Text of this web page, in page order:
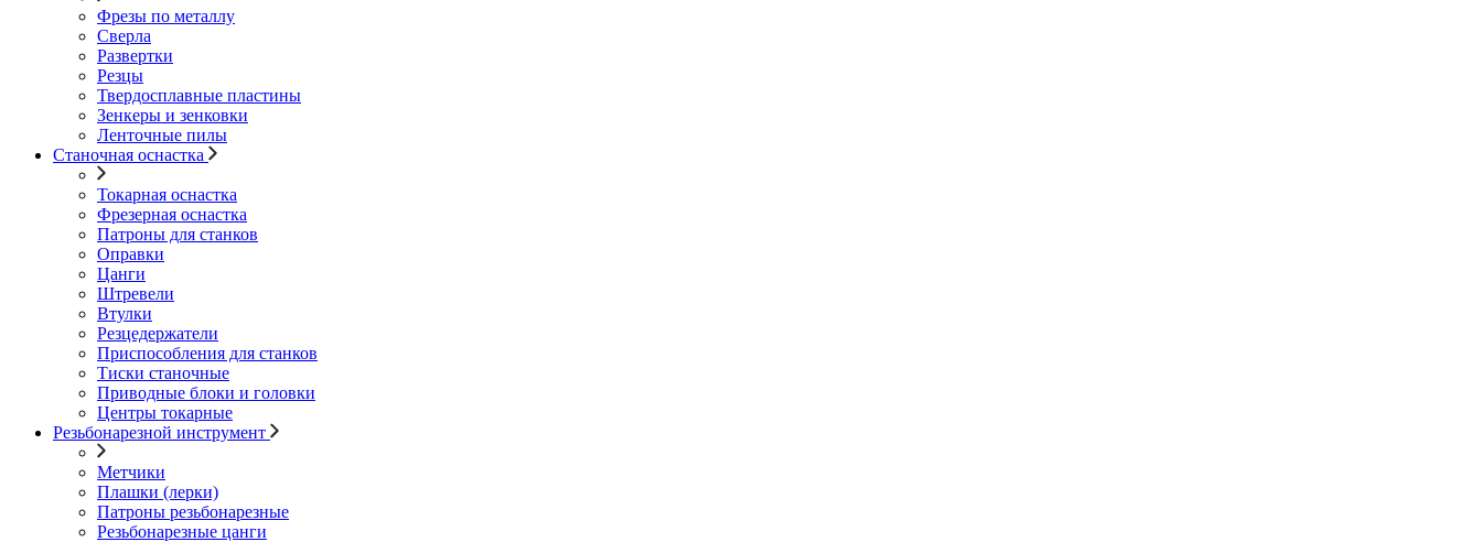
Фрезы по металлу
Сверла
Развертки
Резцы
Твердосплавные пластины
Зенкеры и зенковки
Ленточные пилы
Станочная оснастка
Токарная оснастка
Фрезерная оснастка
Патроны для станков
Оправки
Цанги
Штревели
Втулки
Резцедержатели
Приспособления для станков
Тиски станочные
Приводные блоки и головки
Центры токарные
Резьбонарезной инструмент
Метчики
Плашки (лерки)
Патроны резьбонарезные
Резьбонарезные цанги